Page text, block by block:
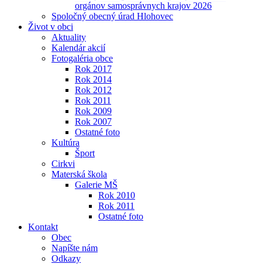
orgánov samosprávnych krajov 2026
Spoločný obecný úrad Hlohovec
Život v obci
Aktuality
Kalendár akcií
Fotogaléria obce
Rok 2017
Rok 2014
Rok 2012
Rok 2011
Rok 2009
Rok 2007
Ostatné foto
Kultúra
Šport
Cirkvi
Materská škola
Galerie MŠ
Rok 2010
Rok 2011
Ostatné foto
Kontakt
Obec
Napíšte nám
Odkazy